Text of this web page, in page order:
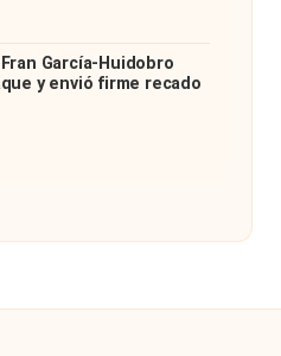
García-Huidobro
y envió firme recado